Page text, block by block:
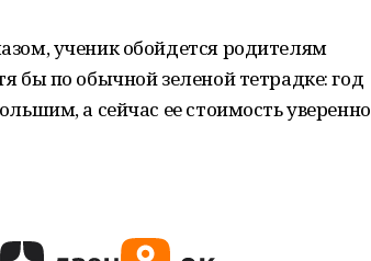
ученик обойдется родителям
бы по обычной зеленой тетрадке: год
а сейчас ее стоимость уверенно